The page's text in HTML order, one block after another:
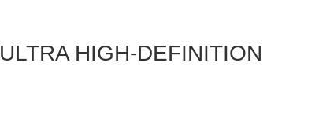
HIGH-DEFINITION